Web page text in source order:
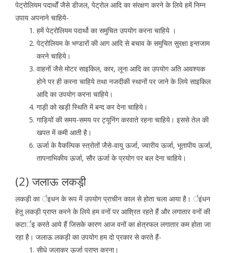
पेट्रोलियम पदार्थों जैसे डीजल, पेट्रोल आदि का संरक्षण करने के लिये हमें निम्न
उपाय अपनाने चाहिये-
हमें पेट्रोलियम पदार्थो का समुचित उपयोग करना चाहिये ।
पेट्रोलियम के भण्डारों की आग आदि से बचाव के समुचित सुरक्षा इन्तजाम
करने चाहिये।
वाहनों जैसे मोटर साइकिल, कार, लूना आदि का उपयोग अति आवश्यक
होने पर ही करना चाहिये तथा नजदीकी स्थानों पर जाने के लिये साइकिल
आदि का उपयोग करना चाहिये।
गाड़ी को खड़ी स्थिति में बन्द कर देना चाहिये।
गाड़ियों की समय-समय पर ट्यूनिंग करवाते रहना चाहिये। इससे तेल की
खपत में कमी आती है।
ऊर्जा के वैकल्पिक स्त्रोतों जैसे-वायु ऊर्जा, ज्वारीय ऊर्जा, भूतापीय ऊर्जा,
तापनाभिकीय ऊर्जा, सौर ऊर्जा के प्रयोग पर बल देना चाहिये।
(2) जलाऊ लकड़ी़
लकड़ी का र्इधन के रूप में उपयोग प्राचीन काल से होता चला आया है। र्इंधन
हेतु लकड़ी प्राप्त करने के लिये हम वनों पर आश्रित रहते हैं और लगातार वनों की
कटार्इ करते आये हैं जिसके कारण आज वनों का क्षेत्रफल लगातार कम होता जा
रहा है। जलाऊ लकड़ी का उपयोग हम दो प्रकार से करते हैं-
सीधे जलाकर ऊर्जा प्राप्त करना।